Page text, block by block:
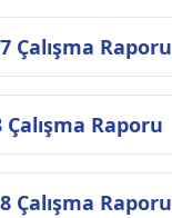
Çalışma Raporu
Çalışma Raporu
Çalışma Raporu